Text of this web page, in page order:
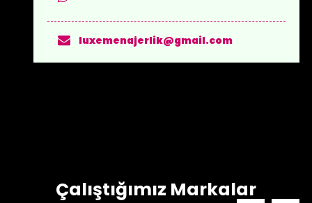
luxemenajerlik@gmail.com
Çalıştığımız Markalar